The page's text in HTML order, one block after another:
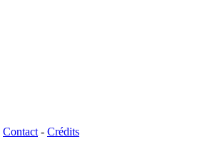
Contact - Crédits